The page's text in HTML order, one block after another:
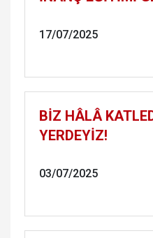
17/07/2025
BİZ HÂLÂ
YERDEYİZ!
03/07/2025